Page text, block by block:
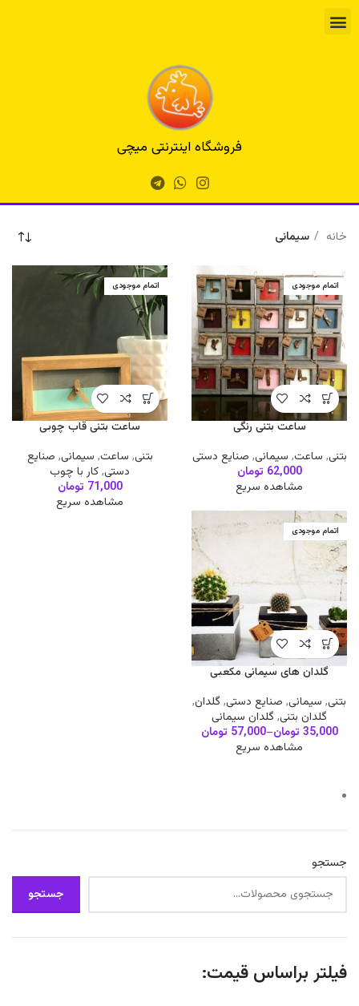
فروشگاه اینترنتی میچی
جستجو
جستجو
فیلتر براساس قیمت:
خانه سیمانی
اتمام موجودی
ساعت بتنی رنگی
بتنی, ساعت, سیمانی, صنایع دستی
62,000 تومان
مشاهده سریع
اتمام موجودی
ساعت بتنی قاب چوبی
بتنی, ساعت, سیمانی, صنایع
دستی,کار با چوب
71,000 تومان
مشاهده سریع
اتمام موجودی
گلدان های سیمانی مکعبی
بتنی, سیمانی, صنایع دستی, گلدان,
گلدان بتنی, گلدان سیمانی
35,000 تومان–
57,000 تومان
مشاهده سریع